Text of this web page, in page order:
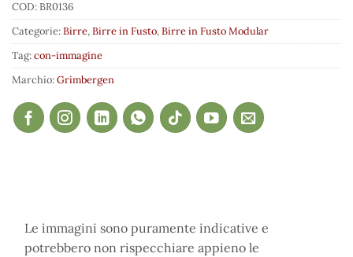
COD:BR0136
Categorie:Birre,Birre in Fusto,Birre in Fusto Modular
Tag:con-immagine
Marchio:Grimbergen
Le immagini sono puramente indicative e
potrebbero non rispecchiare appieno le